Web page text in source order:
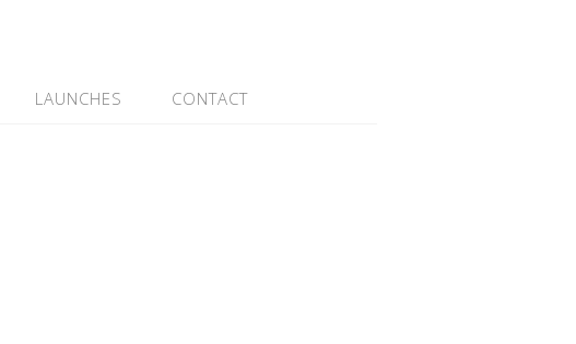
LAUNCHES CONTACT